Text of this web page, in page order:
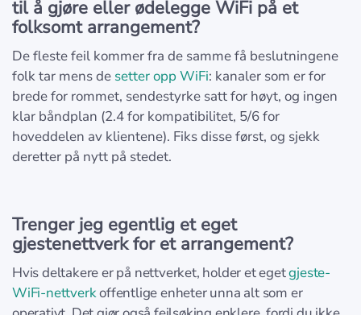
til å gjøre eller ødelegge WiFi på et
folksomt arrangement?
De fleste feil kommer fra de samme få beslutningene
folk tar mens de setter opp WiFi: kanaler som er for
brede for rommet, sendestyrke satt for høyt, og ingen
klar båndplan (2.4 for kompatibilitet, 5/6 for
hoveddelen av klientene). Fiks disse først, og sjekk
deretter på nytt på stedet.
Trenger jeg egentlig et eget
gjestenettverk for et arrangement?
Hvis deltakere er på nettverket, holder et egetgjeste-
WiFi-nettverkoffentlige enheter unna alt som er